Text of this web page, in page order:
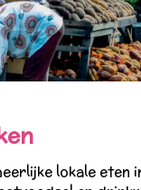
lokale eten